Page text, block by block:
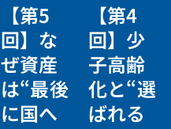
【第5
回】な
ぜ資産
は“最後
に国へ
【第4
回】少
子高齢
化と“選
ばれる